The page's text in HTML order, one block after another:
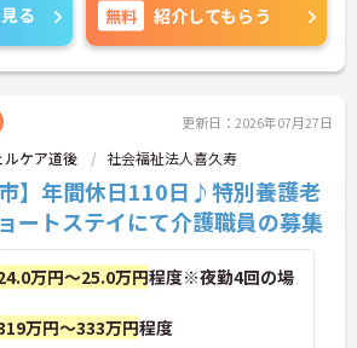
イントをお伝えしますので、
せください♪
る 無料 紹介してもらう
更新日：2026年07月27日
ルケア道後 社会福祉法人喜久寿
市】年間休日110日♪特別養護老
ートステイにて介護職員の募集
万円～25.0万円程度※夜勤4回の場
万円～333万円程度